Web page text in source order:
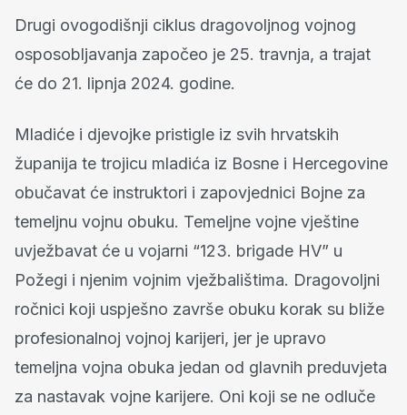
Drugi ovogodišnji ciklus dragovoljnog vojnog
osposobljavanja započeo je 25. travnja, a trajat
će do 21. lipnja 2024. godine.
Mladiće i djevojke pristigle iz svih hrvatskih
županija te trojicu mladića iz Bosne i Hercegovine
obučavat će instruktori i zapovjednici Bojne za
temeljnu vojnu obuku. Temeljne vojne vještine
uvježbavat će u vojarni “123. brigade HV” u
Požegi i njenim vojnim vježbalištima. Dragovoljni
ročnici koji uspješno završe obuku korak su bliže
profesionalnoj vojnoj karijeri, jer je upravo
temeljna vojna obuka jedan od glavnih preduvjeta
za nastavak vojne karijere. Oni koji se ne odluče